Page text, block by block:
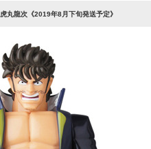
虎丸龍次《2019年8月下旬発送予定》